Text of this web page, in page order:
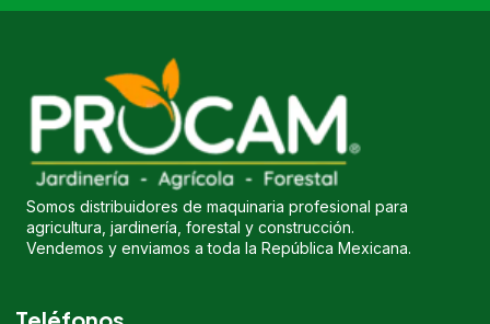
Somos distribuidores de maquinaria profesional para
agricultura, jardinería, forestal y construcción.
Vendemos y enviamos a toda la República Mexicana.